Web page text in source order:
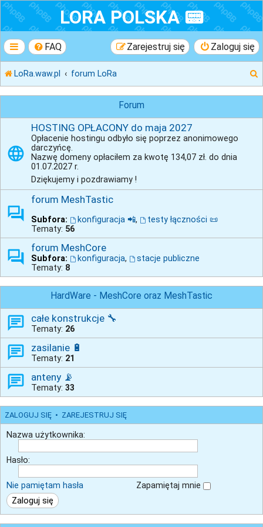
LORA POLSKA 📟
FAQ Zaloguj się
Zarejestruj się
LoRa.waw.pl forum LoRa
Forum
HOSTING OPŁACONY do maja 2027
Opłacenie hostingu odbyło się poprzez anonimowego
darczyńcę.
Nazwę domeny opłaciłem za kwotę 134,07 zł. do dnia
01.07.2027 r.
Dziękujemy i pozdrawiamy !
forum MeshTastic
Subfora: konfiguracja 📲,
testy łączności 📜
Tematy: 56
forum MeshCore
Subfora: konfiguracja,
stacje publiczne
Tematy: 8
HardWare - MeshCore oraz MeshTastic
całe konstrukcje 🔧
Tematy: 26
zasilanie 🔋
Tematy: 21
anteny 📡
Tematy: 33
ZALOGUJ SIĘ • ZAREJESTRUJ SIĘ
Nazwa użytkownika:
Hasło:
Nie pamiętam hasła Zapamiętaj mnie